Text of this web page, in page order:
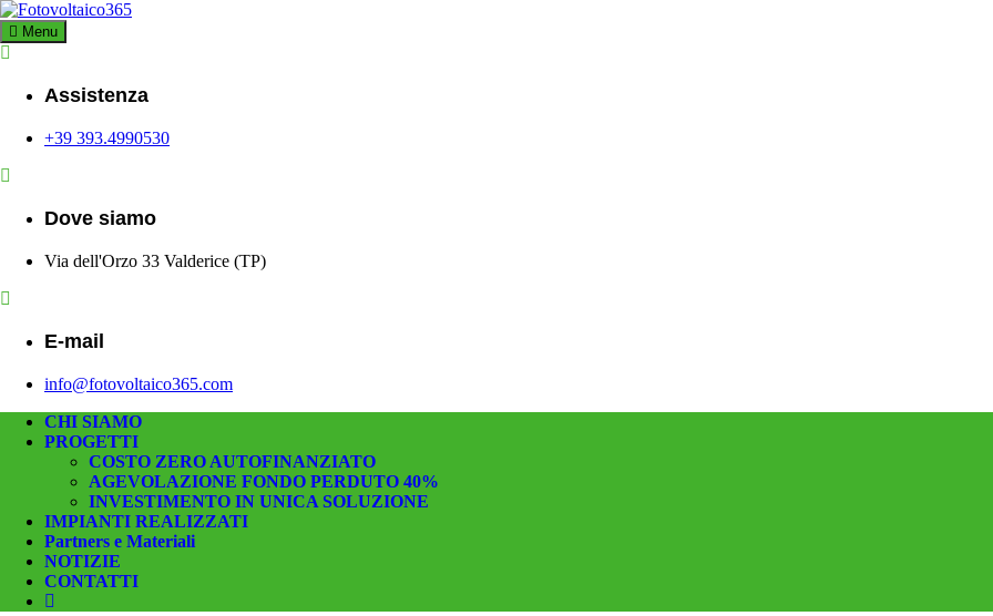
Skip
to
content
Fotovoltaico365
Impianto a Costo Zero Autofinanziato
Menu
Assistenza
+39 393.4990530
Dove siamo
Via dell'Orzo 33 Valderice (TP)
E-mail
info@fotovoltaico365.com
CHI SIAMO
PROGETTI
COSTO ZERO AUTOFINANZIATO
AGEVOLAZIONE FONDO PERDUTO 40%
INVESTIMENTO IN UNICA SOLUZIONE
IMPIANTI REALIZZATI
Partners e Materiali
NOTIZIE
CONTATTI